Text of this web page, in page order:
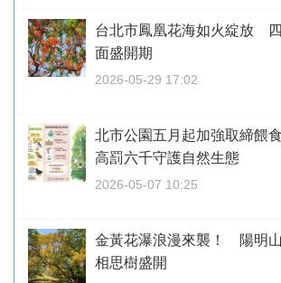
台北市鳳凰花海如火綻放
面盛開期
2026-05-29 17:02
北市公園五月起加強取締餵
高罰六千守護自然生態
2026-05-07 10:25
金黃花瀑浪漫來襲！ 陽明
相思樹盛開